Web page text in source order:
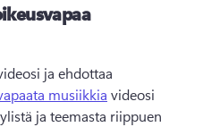
ja ehdottaa
musiikkia videosi
ja teemasta riippuen